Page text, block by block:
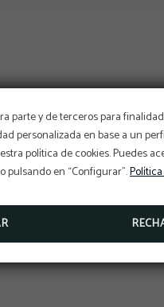
parte y de terceros para
personalizada en base a un
política de cookies. Puedes
en “Configurar”.